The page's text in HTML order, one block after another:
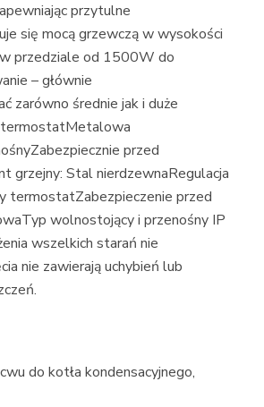
przytulne
się mocą grzewczą w wysokości
przedziale od 1500W do
– głównie
zarówno średnie jak i duże
termostatMetalowa
przed
grzejny: Stal nierdzewnaRegulacja
przed
wolnostojący i przenośny IP
wszelkich starań nie
nie zawierają uchybień lub
do kotła kondensacyjnego,